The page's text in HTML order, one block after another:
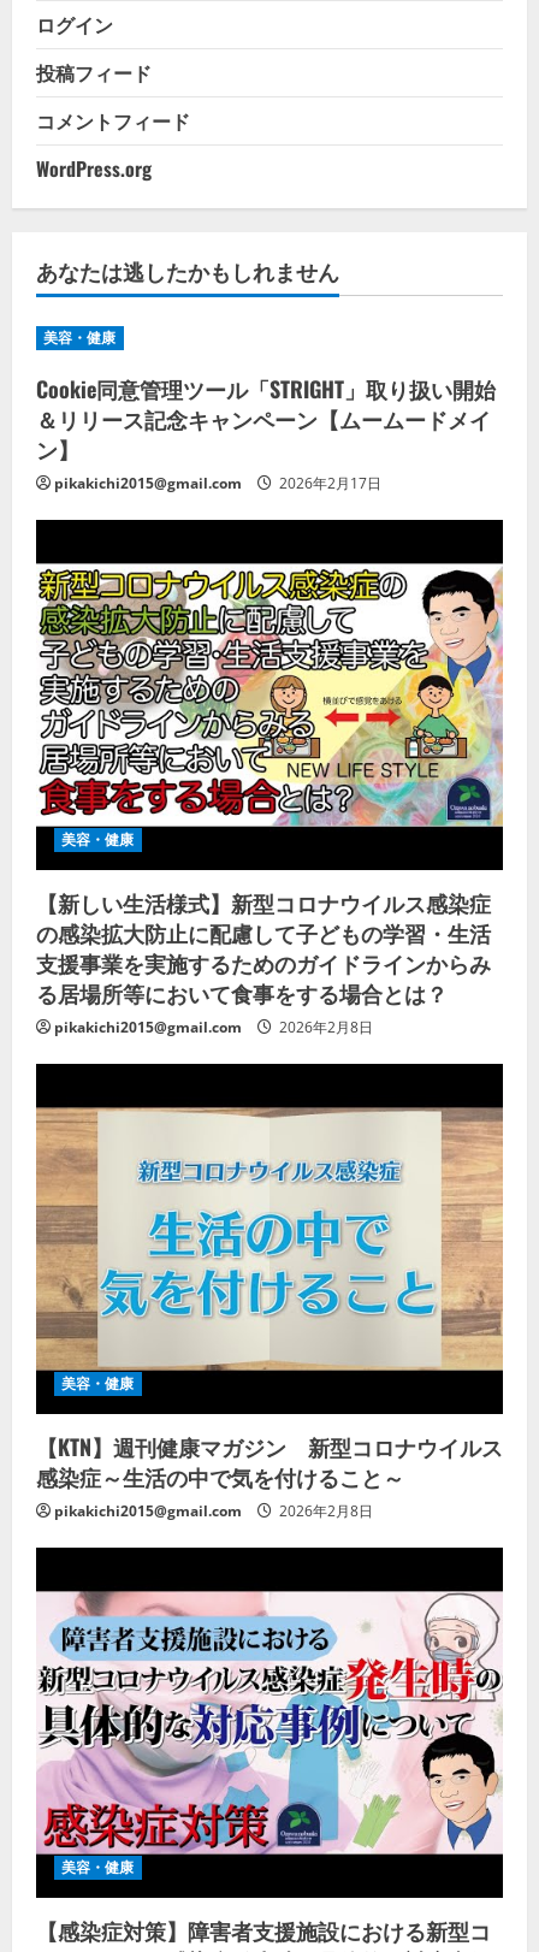
ログイン
投稿フィード
コメントフィード
WordPress.org
あなたは逃したかもしれません
美容・健康
Cookie同意管理ツール「STRIGHT」取り扱い開始
＆リリース記念キャンペーン【ムームードメイ
ン】
pikakichi2015@gmail.com 2026年2月17日
美容・健康
【新しい生活様式】新型コロナウイルス感染症
の感染拡大防止に配慮して子どもの学習・生活
支援事業を実施するためのガイドラインからみ
る居場所等において食事をする場合とは？
pikakichi2015@gmail.com 2026年2月8日
美容・健康
【KTN】週刊健康マガジン 新型コロナウイルス
感染症～生活の中で気を付けること～
pikakichi2015@gmail.com 2026年2月8日
美容・健康
【感染症対策】障害者支援施設における新型コ